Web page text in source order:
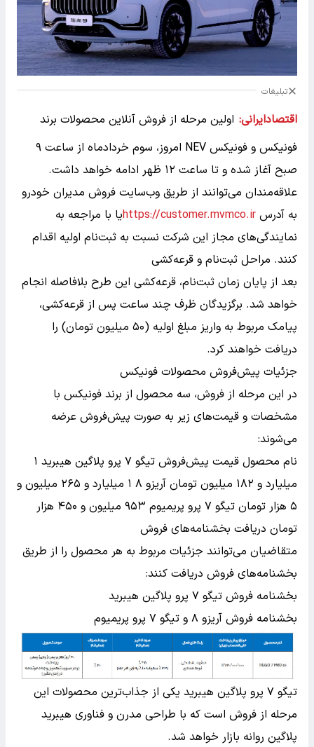
تبلیغات
اقتصادایرانی: اولین مرحله از فروش آنلاین محصولات برند
فونیکس و فونیکس NEV امروز، سوم خردادماه از ساعت ۹
صبح آغاز شده و تا ساعت ۱۲ ظهر ادامه خواهد داشت.
علاقه‌مندان می‌توانند از طریق وب‌سایت فروش مدیران خودرو
به آدرس https://customer.mvmco.irیا با مراجعه به
نمایندگی‌های مجاز این شرکت نسبت به ثبت‌نام اولیه اقدام
کنند. مراحل ثبت‌نام و قرعه‌کشی
بعد از پایان زمان ثبت‌نام، قرعه‌کشی این طرح بلافاصله انجام
خواهد شد. برگزیدگان ظرف چند ساعت پس از قرعه‌کشی،
پیامک مربوط به واریز مبلغ اولیه (۵۰ میلیون تومان) را
دریافت خواهند کرد.
جزئیات پیش‌فروش محصولات فونیکس
در این مرحله از فروش، سه محصول از برند فونیکس با
مشخصات و قیمت‌های زیر به صورت پیش‌فروش عرضه
می‌شوند:
نام محصول قیمت پیش‌فروش تیگو ۷ پرو پلاگین هیبرید ۱
میلیارد و ۱۸۲ میلیون تومان آریزو ۸ ۱ میلیارد و ۲۶۵ میلیون و
۵ هزار تومان تیگو ۷ پرو پریمیوم ۹۵۳ میلیون و ۴۵۰ هزار
تومان دریافت بخشنامه‌های فروش
متقاضیان می‌توانند جزئیات مربوط به هر محصول را از طریق
بخشنامه‌های فروش دریافت کنند:
بخشنامه فروش تیگو ۷ پرو پلاگین هیبرید
بخشنامه فروش آریزو ۸ و تیگو ۷ پرو پریمیوم
تیگو ۷ پرو پلاگین هیبرید یکی از جذاب‌ترین محصولات این
مرحله از فروش است که با طراحی مدرن و فناوری هیبرید
پلاگین روانه بازار خواهد شد.